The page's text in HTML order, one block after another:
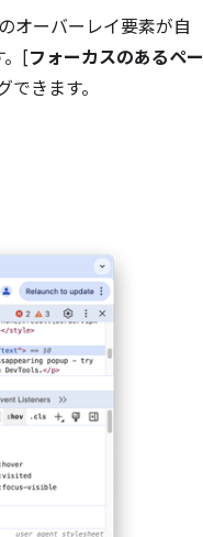
オーバーレイ要素が自
。[フォーカスのあるペー
きます。